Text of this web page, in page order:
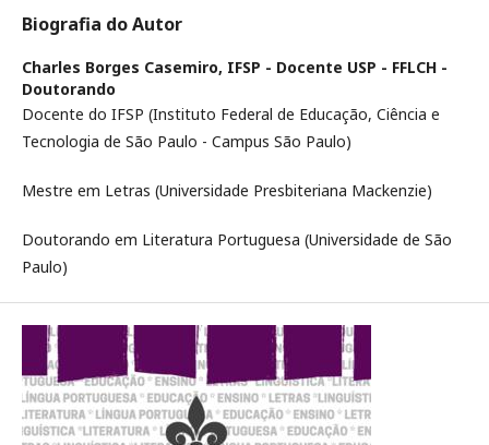
Biografia do Autor
Charles Borges Casemiro, IFSP - Docente USP - FFLCH -
Doutorando
Docente do IFSP (Instituto Federal de Educação, Ciência e
Tecnologia de São Paulo - Campus São Paulo)
Mestre em Letras (Universidade Presbiteriana Mackenzie)
Doutorando em Literatura Portuguesa (Universidade de São
Paulo)